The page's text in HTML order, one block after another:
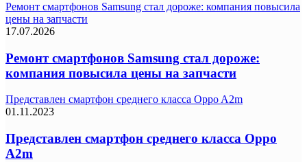
Ремонт смартфонов Samsung стал дороже: компания повысила
цены на запчасти
17.07.2026
Ремонт смартфонов Samsung стал дороже:
компания повысила цены на запчасти
Представлен смартфон среднего класса Oppo A2m
01.11.2023
Представлен смартфон среднего класса Oppo
A2m